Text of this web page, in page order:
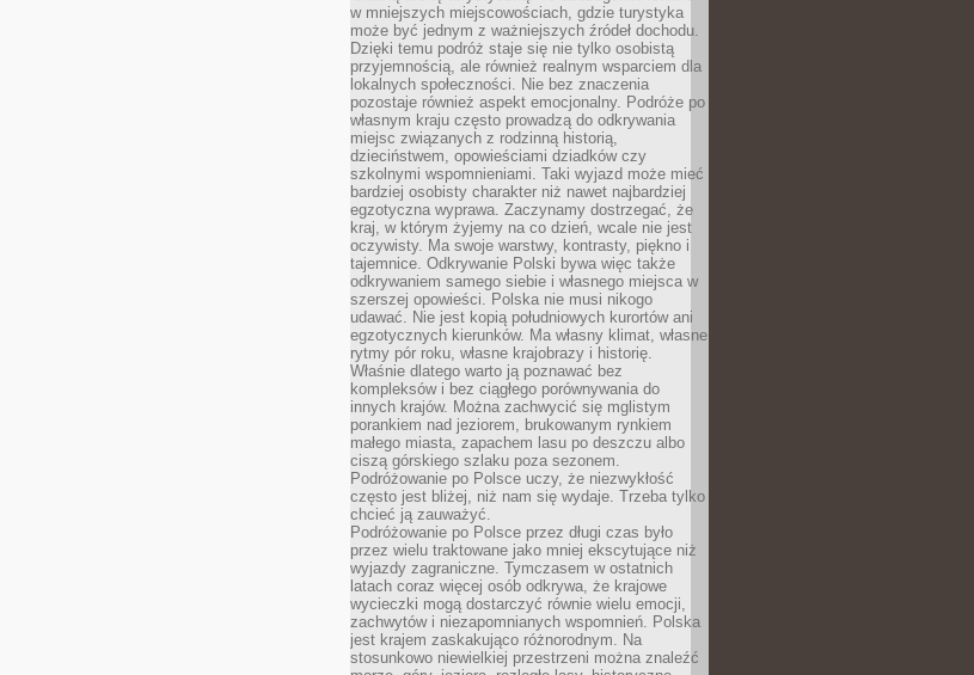
w mniejszych miejscowościach, gdzie turystyka
może być jednym z ważniejszych źródeł dochodu.
Dzięki temu podróż staje się nie tylko osobistą
przyjemnością, ale również realnym wsparciem dla
lokalnych społeczności. Nie bez znaczenia
pozostaje również aspekt emocjonalny. Podróże po
własnym kraju często prowadzą do odkrywania
miejsc związanych z rodzinną historią,
dzieciństwem, opowieściami dziadków czy
szkolnymi wspomnieniami. Taki wyjazd może mieć
bardziej osobisty charakter niż nawet najbardziej
egzotyczna wyprawa. Zaczynamy dostrzegać, że
kraj, w którym żyjemy na co dzień, wcale nie jest
oczywisty. Ma swoje warstwy, kontrasty, piękno i
tajemnice. Odkrywanie Polski bywa więc także
odkrywaniem samego siebie i własnego miejsca w
szerszej opowieści. Polska nie musi nikogo
udawać. Nie jest kopią południowych kurortów ani
egzotycznych kierunków. Ma własny klimat, własne
rytmy pór roku, własne krajobrazy i historię.
Właśnie dlatego warto ją poznawać bez
kompleksów i bez ciągłego porównywania do
innych krajów. Można zachwycić się mglistym
porankiem nad jeziorem, brukowanym rynkiem
małego miasta, zapachem lasu po deszczu albo
ciszą górskiego szlaku poza sezonem.
Podróżowanie po Polsce uczy, że niezwykłość
często jest bliżej, niż nam się wydaje. Trzeba tylko
chcieć ją zauważyć.
Podróżowanie po Polsce przez długi czas było
przez wielu traktowane jako mniej ekscytujące niż
wyjazdy zagraniczne. Tymczasem w ostatnich
latach coraz więcej osób odkrywa, że krajowe
wycieczki mogą dostarczyć równie wielu emocji,
zachwytów i niezapomnianych wspomnień. Polska
jest krajem zaskakująco różnorodnym. Na
stosunkowo niewielkiej przestrzeni można znaleźć